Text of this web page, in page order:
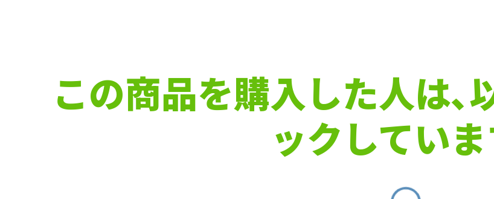
この商品を購入した人は､
ックしていま